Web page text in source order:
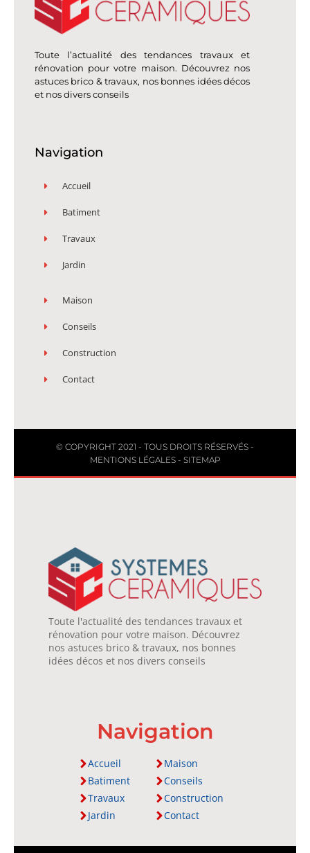
Toute l’actualité des tendances travaux et
rénovation pour votre maison. Découvrez nos
astuces brico & travaux, nos bonnes idées décos
et nos divers conseils
Navigation
Accueil
Batiment
Travaux
Jardin
Maison
Conseils
Construction
Contact
© COPYRIGHT 2021 - TOUS DROITS RÉSERVÉS -
MENTIONS LÉGALES- SITEMAP
Toute l'actualité des tendances travaux et
rénovation pour votre maison. Découvrez
nos astuces brico & travaux, nos bonnes
idées décos et nos divers conseils
Navigation
Accueil
Batiment
Travaux
Jardin
Maison
Conseils
Construction
Contact